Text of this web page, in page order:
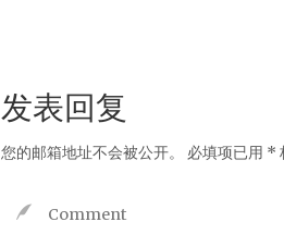
发表回复
您的邮箱地址不会被公开。 必填项已用 *